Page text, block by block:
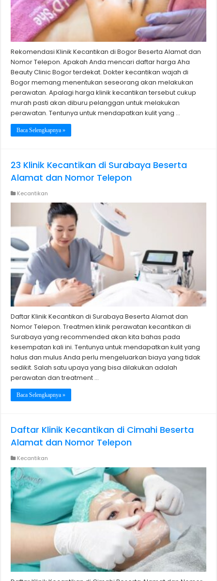
Rekomendasi Klinik Kecantikan di Bogor Beserta Alamat dan
Nomor Telepon. Apakah Anda mencari daftar harga Aha
Beauty Clinic Bogor terdekat. Dokter kecantikan wajah di
Bogor memang menentukan seseorang akan melakukan
perawatan. Apalagi harga klinik kecantikan tersebut cukup
murah pasti akan diburu pelanggan untuk melakukan
perawatan. Tentunya untuk mendapatkan kulit yang …
Baca Selengkapnya »
23 Klinik Kecantikan di Surabaya Beserta
Alamat dan Nomor Telepon
Kecantikan
Daftar Klinik Kecantikan di Surabaya Beserta Alamat dan
Nomor Telepon. Treatmen klinik perawatan kecantikan di
Surabaya yang recommended akan kita bahas pada
kesempatan kali ini. Tentunya untuk mendapatkan kulit yang
halus dan mulus Anda perlu mengeluarkan biaya yang tidak
sedikit. Salah satu upaya yang bisa dilakukan adalah
perawatan dan treatment …
Baca Selengkapnya »
Daftar Klinik Kecantikan di Cimahi Beserta
Alamat dan Nomor Telepon
Kecantikan